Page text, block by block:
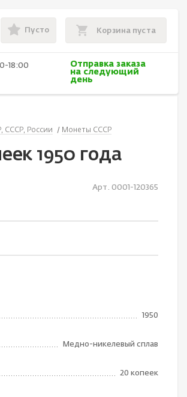
Пусто Корзина пуста
18:00
Отправка заказа
на следующий
день
СССР, России Монеты СССР
1950 года
Арт. 0001-120365
1950
Медно-никелевый сплав
20 копеек